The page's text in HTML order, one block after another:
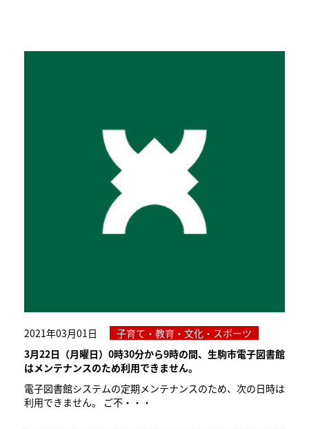
2021年03月01日
子育て・教育・文化・スポーツ
3月22日（月曜日）0時30分から9時の間、生駒市電子図書館
はメンテナンスのため利用できません。
電子図書館システムの定期メンテナンスのため、次の日時は
利用できません。 ご不・・・